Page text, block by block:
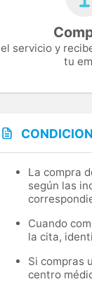
el servicio y
tu
La compra
según las
Cuando
la cita,
Si compras
centro